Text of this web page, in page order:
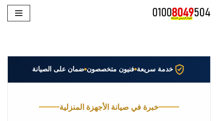
خدمة سريعة فنيون متخصصون ضمان على الصيانة
خبرة في صيانة الأجهزة المنزلية